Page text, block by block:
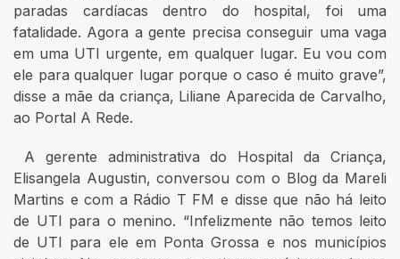
paradas cardíacas dentro do hospital, foi uma
fatalidade. Agora a gente precisa conseguir uma vaga
em uma UTI urgente, em qualquer lugar. Eu vou com
ele para qualquer lugar porque o caso é muito grave”,
disse a mãe da criança, Liliane Aparecida de Carvalho,
ao Portal A Rede.
A gerente administrativa do Hospital da Criança,
Elisangela Augustin, conversou com o Blog da Mareli
Martins e com a Rádio T FM e disse que não há leito
de UTI para o menino. “Infelizmente não temos leito
de UTI para ele em Ponta Grossa e nos municípios